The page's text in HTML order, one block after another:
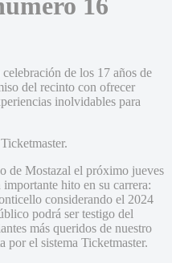
16
de los 17 años de
del recinto con ofrecer
inolvidables para
de Mostazal el próximo jueves
hito en su carrera:
considerando el 2024
podrá ser testigo del
más queridos de nuestro
por el sistema Ticketmaster.